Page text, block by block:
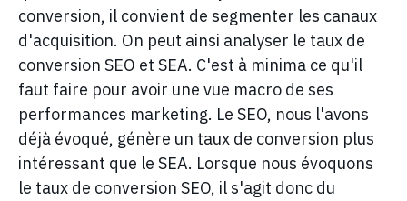
conversion, il convient de segmenter les canaux
d'acquisition. On peut ainsi analyser le taux de
conversion SEO et SEA. C'est à minima ce qu'il
faut faire pour avoir une vue macro de ses
performances marketing. Le SEO, nous l'avons
déjà évoqué, génère un taux de conversion plus
intéressant que le SEA. Lorsque nous évoquons
le taux de conversion SEO, il s'agit donc du